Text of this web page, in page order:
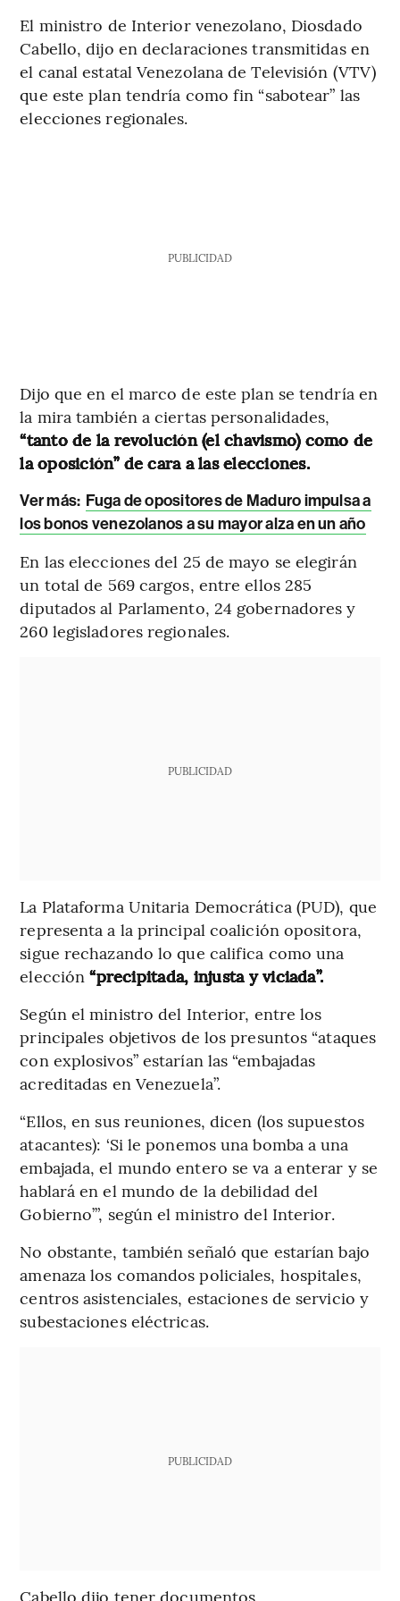
El ministro de Interior venezolano, Diosdado
Cabello, dijo en declaraciones transmitidas en
el canal estatal Venezolana de Televisión (VTV)
que este plan tendría como fin “sabotear” las
elecciones regionales.
PUBLICIDAD
Dijo que en el marco de este plan se tendría en
la mira también a ciertas personalidades,
“tanto de la revolución (el chavismo) como de
la oposición” de cara a las elecciones.
Ver más: Fuga de opositores de Maduro impulsa a
los bonos venezolanos a su mayor alza en un año
En las elecciones del 25 de mayo se elegirán
un total de 569 cargos, entre ellos 285
diputados al Parlamento, 24 gobernadores y
260 legisladores regionales.
PUBLICIDAD
La Plataforma Unitaria Democrática (PUD), que
representa a la principal coalición opositora,
sigue rechazando lo que califica como una
elección“precipitada, injusta y viciada”.
Según el ministro del Interior, entre los
principales objetivos de los presuntos “ataques
con explosivos” estarían las “embajadas
acreditadas en Venezuela”.
“Ellos, en sus reuniones, dicen (los supuestos
atacantes): ‘Si le ponemos una bomba a una
embajada, el mundo entero se va a enterar y se
hablará en el mundo de la debilidad del
Gobierno’”, según el ministro del Interior.
No obstante, también señaló que estarían bajo
amenaza los comandos policiales, hospitales,
centros asistenciales, estaciones de servicio y
subestaciones eléctricas.
PUBLICIDAD
Cabello dijo tener documentos,